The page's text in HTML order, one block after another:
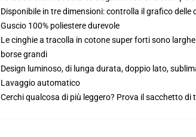
Disponibile in tre dimensioni: controlla il grafico
Guscio 100% poliestere durevole
Le cinghie a tracolla in cotone super forti sono
borse grandi
Design luminoso, di lunga durata, doppio lato,
Lavaggio automatico
Cerchi qualcosa di più leggero? Prova il sacchetto di